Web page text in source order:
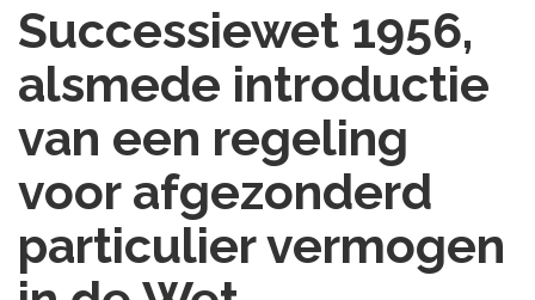
Successiewet 1956,
alsmede introductie
van een regeling
voor afgezonderd
particulier vermogen